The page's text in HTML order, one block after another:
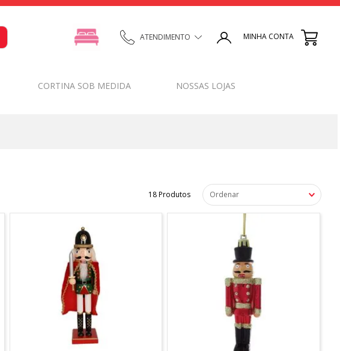
ATENDIMENTO MINHA CONTA
CORTINA SOB MEDIDA NOSSAS LOJAS
18Produtos Ordenar